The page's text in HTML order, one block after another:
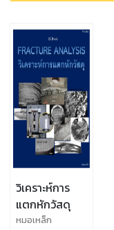
วิเคราะห์การ
แตกหักวัสดุ
หมอเหล็ก